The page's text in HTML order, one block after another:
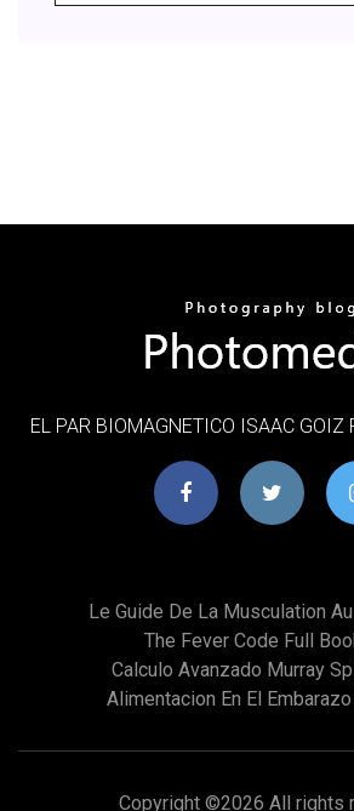
EL PAR BIOMAGNETICO ISAAC
Le Guide De La Musculation
The Fever Code Full
Calculo Avanzado Murray
Alimentacion En El
Copyright ©2026 All rights